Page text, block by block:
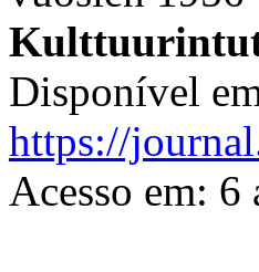
Disponível
https://
Acesso em: 6